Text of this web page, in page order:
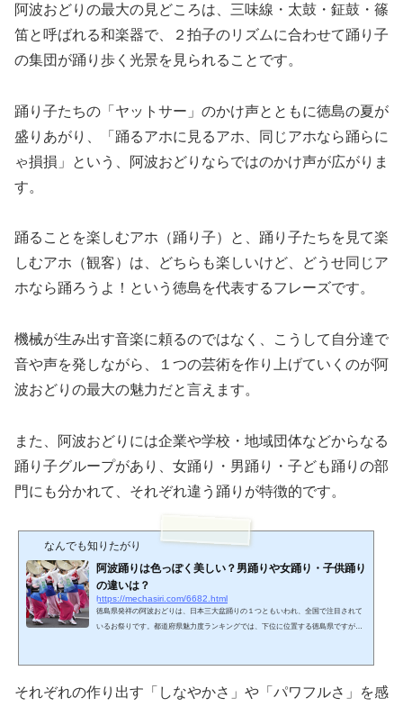
阿波おどりの最大の見どころは、三味線・太鼓・鉦鼓・篠
笛と呼ばれる和楽器で、２拍子のリズムに合わせて踊り子
の集団が踊り歩く光景を見られることです。
踊り子たちの「ヤットサー」のかけ声とともに徳島の夏が
盛りあがり、「踊るアホに見るアホ、同じアホなら踊らに
ゃ損損」という、阿波おどりならではのかけ声が広がりま
す。
踊ることを楽しむアホ（踊り子）と、踊り子たちを見て楽
しむアホ（観客）は、どちらも楽しいけど、どうせ同じア
ホなら踊ろうよ！という徳島を代表するフレーズです。
機械が生み出す音楽に頼るのではなく、こうして自分達で
音や声を発しながら、１つの芸術を作り上げていくのが阿
波おどりの最大の魅力だと言えます。
また、阿波おどりには企業や学校・地域団体などからなる
踊り子グループがあり、女踊り・男踊り・子ども踊りの部
門にも分かれて、それぞれ違う踊りが特徴的です。
なんでも知りたがり
阿波踊りは色っぽく美しい？男踊りや女踊り・子供踊り
の違いは？
https://mechasiri.com/6682.html
徳島県発祥の阿波おどりは、日本三大盆踊りの１つともいわれ、全国で注目されて
いるお祭りです。都道府県魅力度ランキングでは、下位に位置する徳島県ですが、
なっており、各連で衣装や演舞・演奏が異なり、その違いを楽しむことができま
それぞれの作り出す「しなやかさ」や「パワフルさ」を感